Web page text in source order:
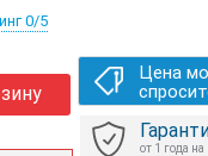
0/5
Цена
от 1 года